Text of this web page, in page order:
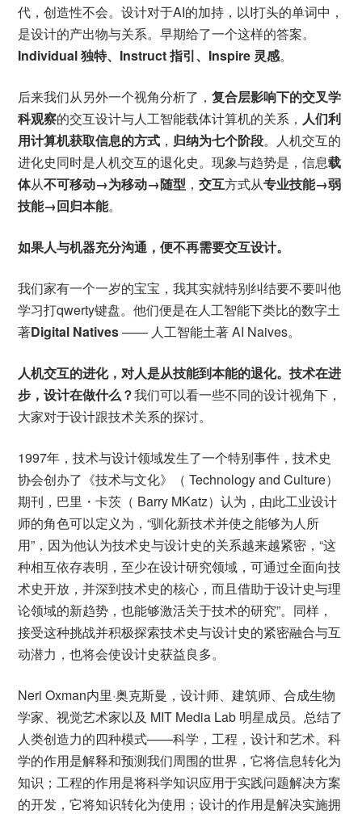
代，创造性不会。设计对于AI的加持，以I打头的单词中，
是设计的产出物与关系。早期给了一个这样的答案。
Individual 独特、Instruct 指引、Inspire 灵感。
后来我们从另外一个视角分析了，复合层影响下的交叉学
科观察的交互设计与人工智能载体计算机的关系， 人们利
用计算机获取信息的方式 ， 归纳为七个阶段。人机交互的
进化史同时是人机交互的退化史。现象与趋势是，信息载
体从不可移动→为移动→随型 ，交互方式从专业技能→弱
技能→回归本能。
如果人与机器充分沟通，便不再需要交互设计。
我们家有一个一岁的宝宝，我其实就特别纠结要不要叫他
学习打qwerty键盘。他们便是在人工智能下类比的数字土
著Digital Natives—— 人工智能土著 AI Naives。
人机交互的进化，对人是从技能到本能的退化。技术在进
步，设计在做什么？我们可以看一些不同的设计视角下，
大家对于设计跟技术关系的探讨。
1997年，技术与设计领域发生了一个特别事件，技术史
协会创办了《技术与文化》（ Technology and Culture）
期刊，巴里・卡茨（ Barry MKatz）认为，由此工业设计
师的角色可以定义为，“驯化新技术并使之能够为人所
用”，因为他认为技术史与设计史的关系越来越紧密，“这
种相互依存表明，至少在设计研究领域，可通过全面向技
术史开放，并深到技术史的核心，而且借助于设计史与理
论领域的新趋势，也能够激活关于技术的研究”。同样，
接受这种挑战并积极探索技术史与设计史的紧密融合与互
动潜力，也将会使设计史获益良多。
Neri Oxman内里·奥克斯曼，设计师、建筑师、合成生物
学家、视觉艺术家以及 MIT Media Lab 明星成员。总结了
人类创造力的四种模式——科学，工程，设计和艺术。科
学的作用是解释和预测我们周围的世界，它将信息转化为
知识；工程的作用是将科学知识应用于实践问题解决方案
的开发，它将知识转化为使用；设计的作用是解决实施拥